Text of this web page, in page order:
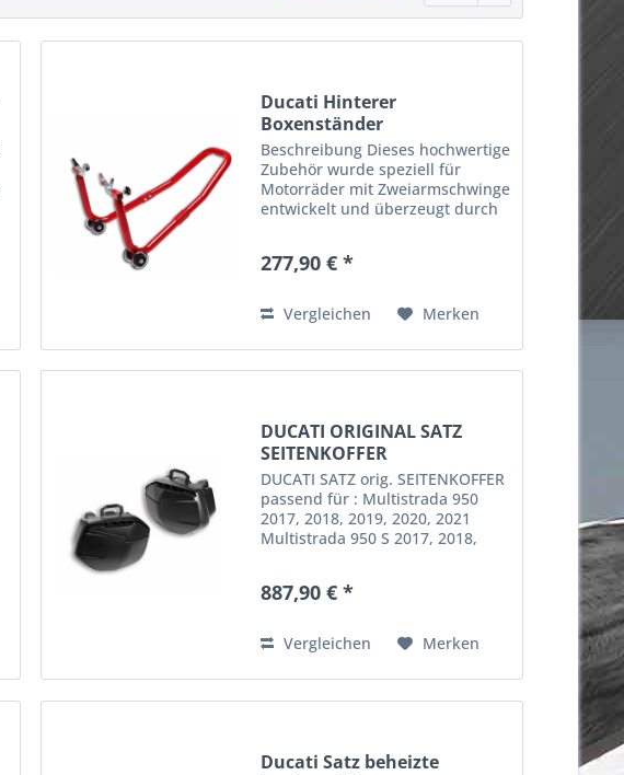
Ducati Hinterer
Boxenständer
Zweiarmschwinge
Beschreibung Dieses hochwertige
Zubehör wurde speziell für
Motorräder mit Zweiarmschwinge
entwickelt und überzeugt durch
eines Distanzstücks für M8-
277,90 € *
Vergleichen Merken
DUCATI ORIGINAL SATZ
SEITENKOFFER
MULTISTRADA
DUCATI SATZ orig. SEITENKOFFER
passend für : Multistrada 950
2017, 2018, 2019, 2020, 2021
Multistrada 950 S 2017, 2018,
2022, 2023, 2024 Multistrada
887,90 € *
Vergleichen Merken
Ducati Satz beheizte